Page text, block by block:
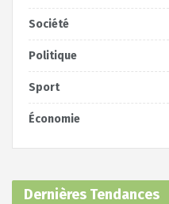
Société
Politique
Sport
Économie
Dernières Tendances